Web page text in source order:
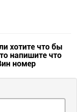
хотите что бы
напишите что
номер